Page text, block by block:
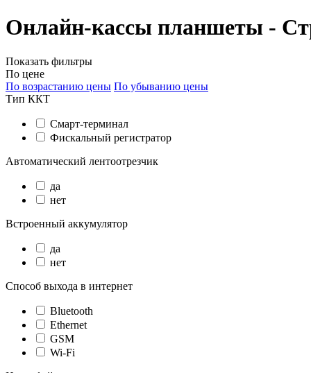
Онлайн-кассы планшеты -
Показать фильтры
По цене
По возрастанию цены По убыванию цены
Тип ККТ
Смарт-терминал
Фискальный регистратор
Автоматический лентоотрезчик
да
нет
Встроенный аккумулятор
да
нет
Способ выхода в интернет
Bluetooth
Ethernet
GSM
Wi-Fi